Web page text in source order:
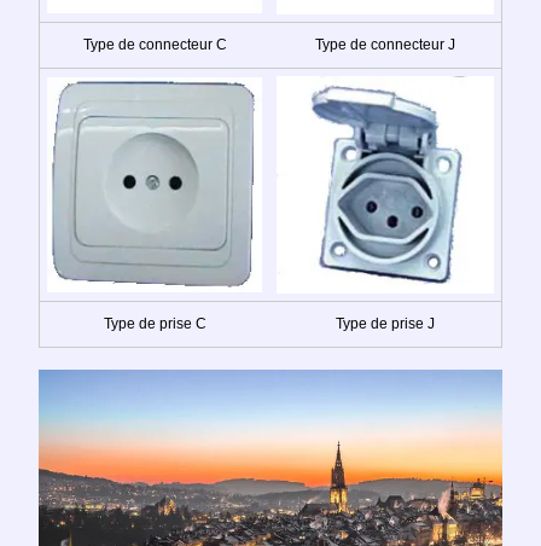
Type de connecteur C Type de connecteur J
Type de prise C Type de prise J